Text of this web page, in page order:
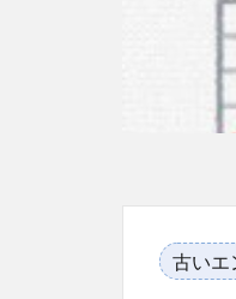
古いエ